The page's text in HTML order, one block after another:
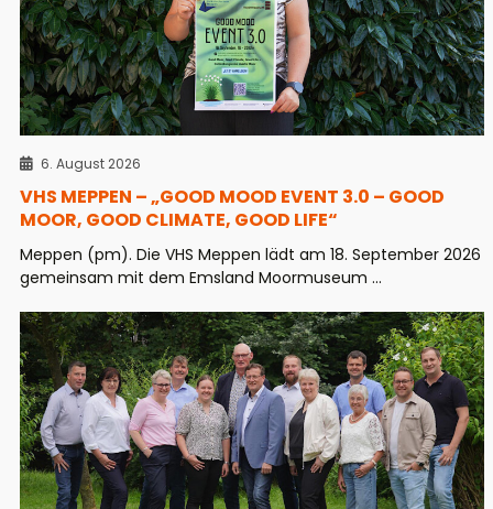
6. August 2026
VHS MEPPEN – „GOOD MOOD EVENT 3.0 – GOOD
MOOR, GOOD CLIMATE, GOOD LIFE“
Meppen (pm). Die VHS Meppen lädt am 18. September 2026
gemeinsam mit dem Emsland Moormuseum ...